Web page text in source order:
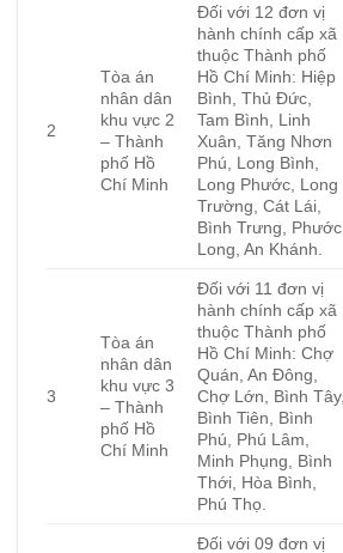
2
Tòa án
nhân dân
khu vực 2
– Thành
phố Hồ
Chí Minh
Đối với 12 đơn vị
hành chính cấp xã
thuộc Thành phố
Hồ Chí Minh: Hiệp
Bình, Thủ Đức,
Tam Bình, Linh
Xuân, Tăng Nhơn
Phú, Long Bình,
Long Phước, Long
Trường, Cát Lái,
Bình Trưng, Phước
Long, An Khánh.
3
Tòa án
nhân dân
khu vực 3
– Thành
phố Hồ
Chí Minh
Đối với 11 đơn vị
hành chính cấp xã
thuộc Thành phố
Hồ Chí Minh: Chợ
Quán, An Đông,
Chợ Lớn, Bình Tây,
Bình Tiên, Bình
Phú, Phú Lâm,
Minh Phụng, Bình
Thới, Hòa Bình,
Phú Thọ.
Đối với 09 đơn vị